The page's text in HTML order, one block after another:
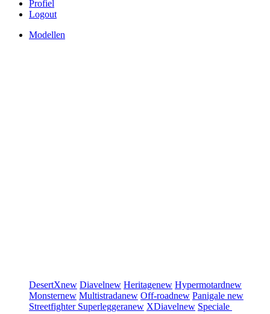
Profiel
Logout
Modellen
DesertXnew Diavelnew Heritagenew Hypermotardnew
Monsternew Multistradanew Off-roadnew Panigale new
Streetfighter Superleggeranew XDiavelnew Speciale